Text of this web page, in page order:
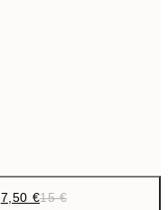
7,50 €15 €